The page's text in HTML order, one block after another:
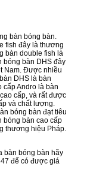
bàn bóng bàn.
fish đây là thương
bàn double fish là
bóng bàn DHS đây
Nam. Được nhiều
DHS là bàn
cấp Andro là bàn
cấp, và rất được
và chất lượng.
bóng bàn đạt tiêu
bóng bàn cao cấp
thương hiệu Pháp.
bàn bóng bàn hãy
để có được giá